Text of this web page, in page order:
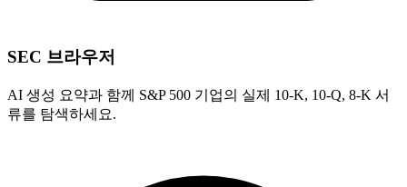
SEC 브라우저
AI 생성 요약과 함께 S&P 500 기업의 실제 10-K, 10-Q, 8-K 서
류를 탐색하세요.